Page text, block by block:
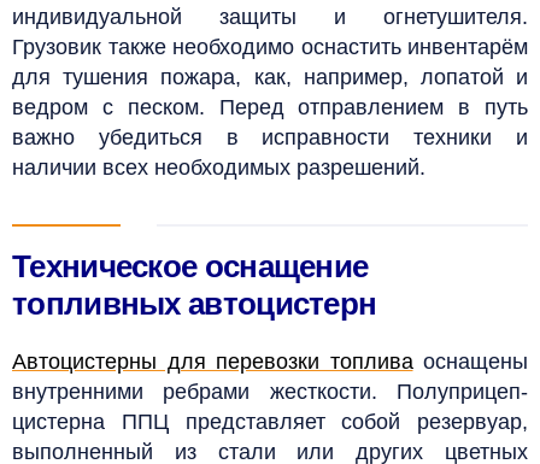
индивидуальной защиты и огнетушителя.
Грузовик также необходимо оснастить инвентарём
для тушения пожара, как, например, лопатой и
ведром с песком. Перед отправлением в путь
важно убедиться в исправности техники и
наличии всех необходимых разрешений.
Техническое оснащение
топливных автоцистерн
Автоцистерны для перевозки топливаоснащены
внутренними ребрами жесткости. Полуприцеп-
цистерна ППЦ представляет собой резервуар,
выполненный из стали или других цветных